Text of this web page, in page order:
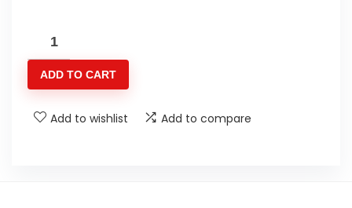
HILABEE
90/100
14
ADD TO CART
Add to wishlist Add to compare